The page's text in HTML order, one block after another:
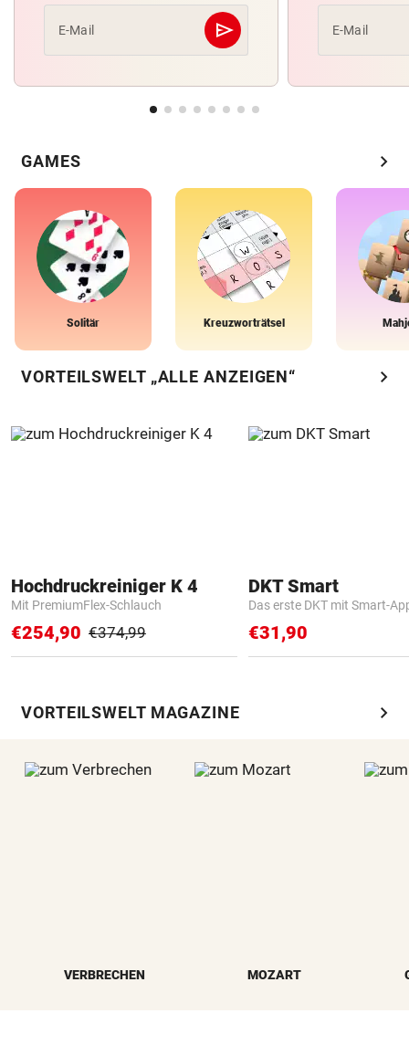
E-Mail send
Abschicken E-Mail
GAMES chevron_right
Solitär Kreuzworträtsel
VORTEILSWELT „ALLE ANZEIGEN“ chevron_right
Hochdruckreiniger K 4
Mit PremiumFlex-Schlauch
€254,90 €374,99
DKT Smart
Das erste DKT mit Smart-
€31,90
VORTEILSWELT MAGAZINE chevron_right
VERBRECHEN MOZART